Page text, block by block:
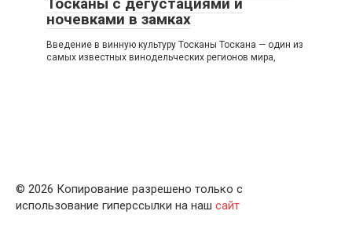
ночевками в замках
Введение в винную культуру Тосканы Тоскана — один из
самых известных винодельческих регионов мира,
© 2026 Копирование разрешено только с
использование гиперссылки на наш сайт